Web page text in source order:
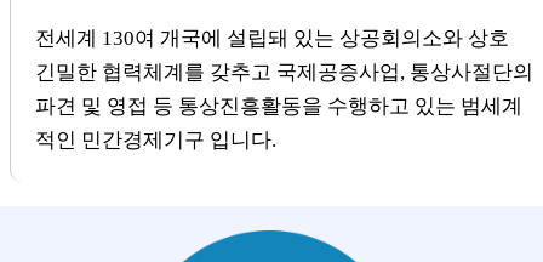
전세계 130여 개국에 설립돼 있는 상공회의소와 상호
긴밀한 협력체계를 갖추고 국제공증사업, 통상사절단의
파견 및 영접 등 통상진흥활동을 수행하고 있는 범세계
적인 민간경제기구 입니다.